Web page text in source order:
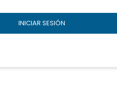
INICIAR SESIÓN